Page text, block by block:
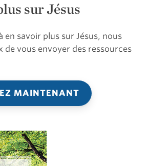
sur Jésus
en savoir plus sur Jésus, nous
de vous envoyer des ressources
MAINTENANT